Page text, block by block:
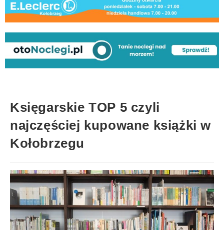
Księgarskie TOP 5 czyli
najczęściej kupowane książki w
Kołobrzegu